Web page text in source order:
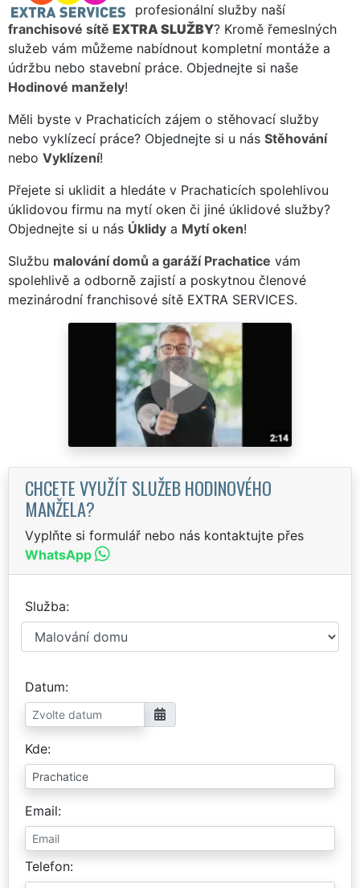
profesionální služby naší
franchisové sítě EXTRA SLUŽBY? Kromě řemeslných
služeb vám můžeme nabídnout kompletní montáže a
údržbu nebo stavební práce. Objednejte si naše
Hodinové manžely!
Měli byste v Prachaticích zájem o stěhovací služby
nebo vyklízecí práce? Objednejte si u nás Stěhování
nebo Vyklízení!
Přejete si uklidit a hledáte v Prachaticích spolehlivou
úklidovou firmu na mytí oken či jiné úklidové služby?
Objednejte si u nás Úklidy a Mytí oken!
Službu malování domů a garáží Prachatice vám
spolehlivě a odborně zajistí a poskytnou členové
mezinárodní franchisové sítě EXTRA SERVICES.
CHCETE VYUŽÍT SLUŽEB HODINOVÉHO
MANŽELA?
Vyplňte si formulář nebo nás kontaktujte přes
WhatsApp
Služba
Datum
Kde
Email
Telefon